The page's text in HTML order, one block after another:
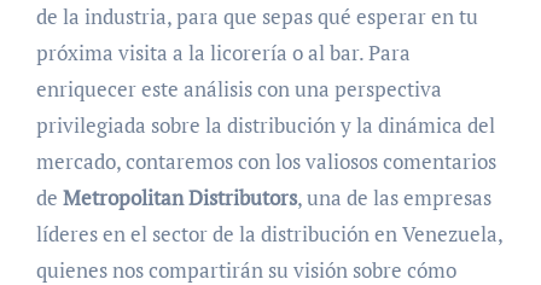
de la industria, para que sepas qué esperar en tu
próxima visita a la licorería o al bar. Para
enriquecer este análisis con una perspectiva
privilegiada sobre la distribución y la dinámica del
mercado, contaremos con los valiosos comentarios
de Metropolitan Distributors, una de las empresas
líderes en el sector de la distribución en Venezuela,
quienes nos compartirán su visión sobre cómo